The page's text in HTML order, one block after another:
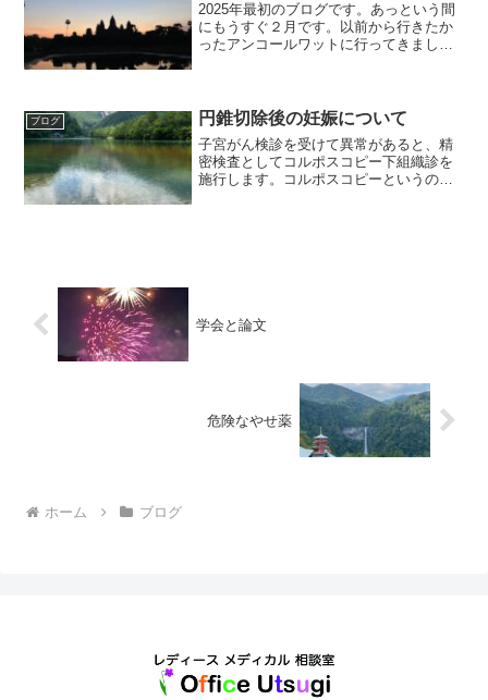
2025年最初のブログです。あっという間
にもうすぐ２月です。以前から行きたか
ったアンコールワットに行ってきました
るけれど、日本の建築...
ブログ 円錐切除後の妊娠について
子宮がん検診を受けて異常があると、精
密検査としてコルポスコピー下組織診を
施行します。コルポスコピーというのは
学会と論文
危険なやせ薬
ホーム ブログ